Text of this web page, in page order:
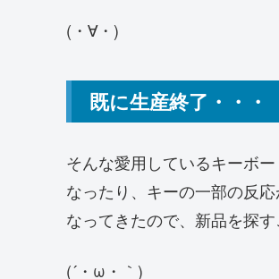
(・∀・)
既に生産終了・・・
そんな愛用しているキーボ
なったり、キーの一部の反
なってきたので、新品を探す
(´・ω・｀)